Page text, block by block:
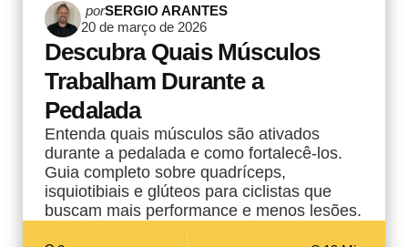
Postado
por
porSERGIO ARANTES
20 de março de 2026
Descubra Quais Músculos
Trabalham Durante a
Pedalada
Entenda quais músculos são ativados
durante a pedalada e como fortalecê-los.
Guia completo sobre quadríceps,
isquiotibiais e glúteos para ciclistas que
buscam mais performance e menos lesões.